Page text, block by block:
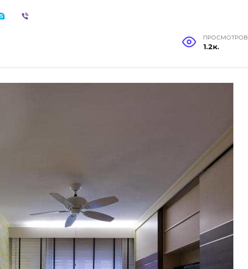
ПРОСМОТРОВ
1.2к.